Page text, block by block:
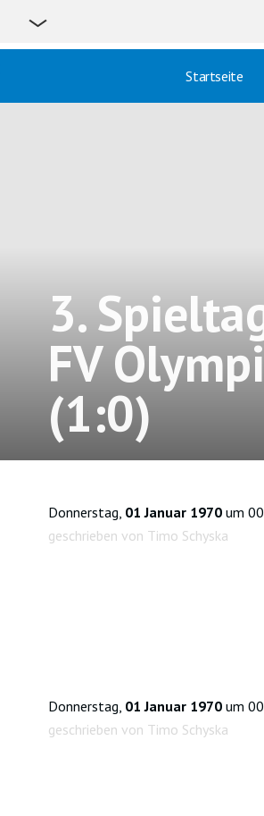
Startseite
3.
FV
(1:0)
Donnerstag, 01 Januar 1970 um
geschrieben von Timo Schyska
Donnerstag, 01 Januar 1970 um
geschrieben von Timo Schyska